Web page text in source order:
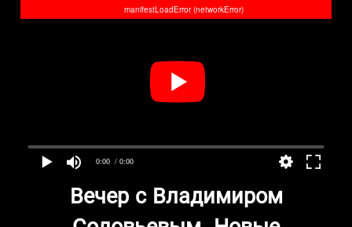
0:00 / 0:00
manifestLoadError (networkError)
Вечер с Владимиром